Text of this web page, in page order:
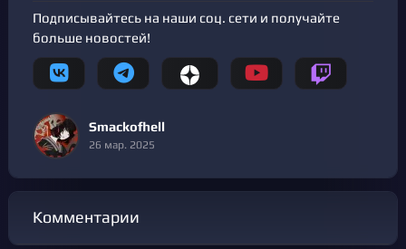
Подписывайтесь на наши соц. сети и получайте
больше новостей!
Smackofhell
26 мар. 2025
Комментарии